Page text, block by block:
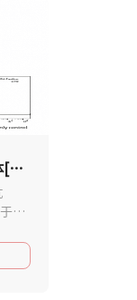
Murine Anti-Bovine CD4抗体[GMA-3011(IL-A11)]